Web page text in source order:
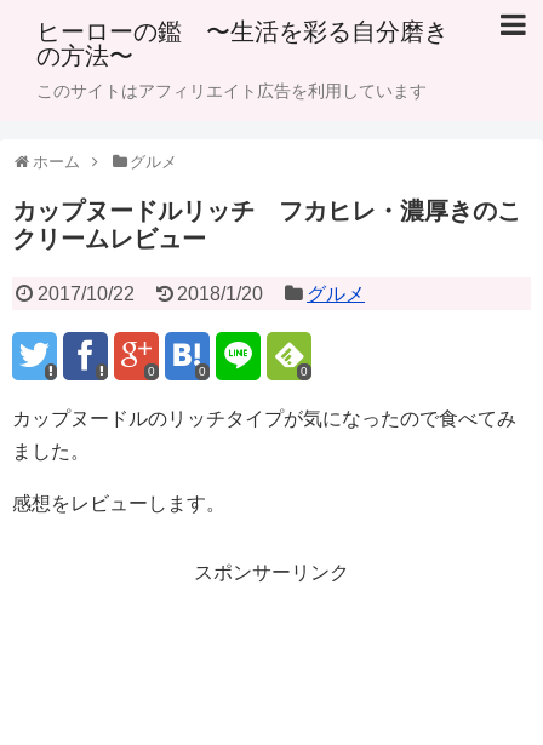
ヒーローの鑑 〜生活を彩る自分磨き
の方法〜
このサイトはアフィリエイト広告を利用しています
ホーム グルメ
カップヌードルリッチ フカヒレ・濃厚きのこ
クリームレビュー
2017/10/22 2018/1/20 グルメ
0 0 0
カップヌードルのリッチタイプが気になったので食べてみ
ました。
感想をレビューします。
スポンサーリンク